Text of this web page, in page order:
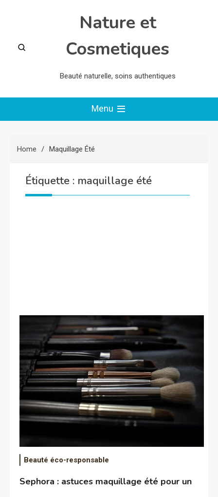
Nature et
Cosmetiques
Beauté naturelle, soins authentiques
Menu
Home Maquillage Été
Étiquette : maquillage été
Beauté éco-responsable
Sephora : astuces maquillage été pour un